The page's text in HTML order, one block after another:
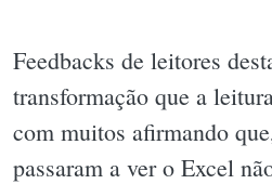
Feedbacks de leitores
transformação que a
com muitos afirmando
passaram a ver o Excel